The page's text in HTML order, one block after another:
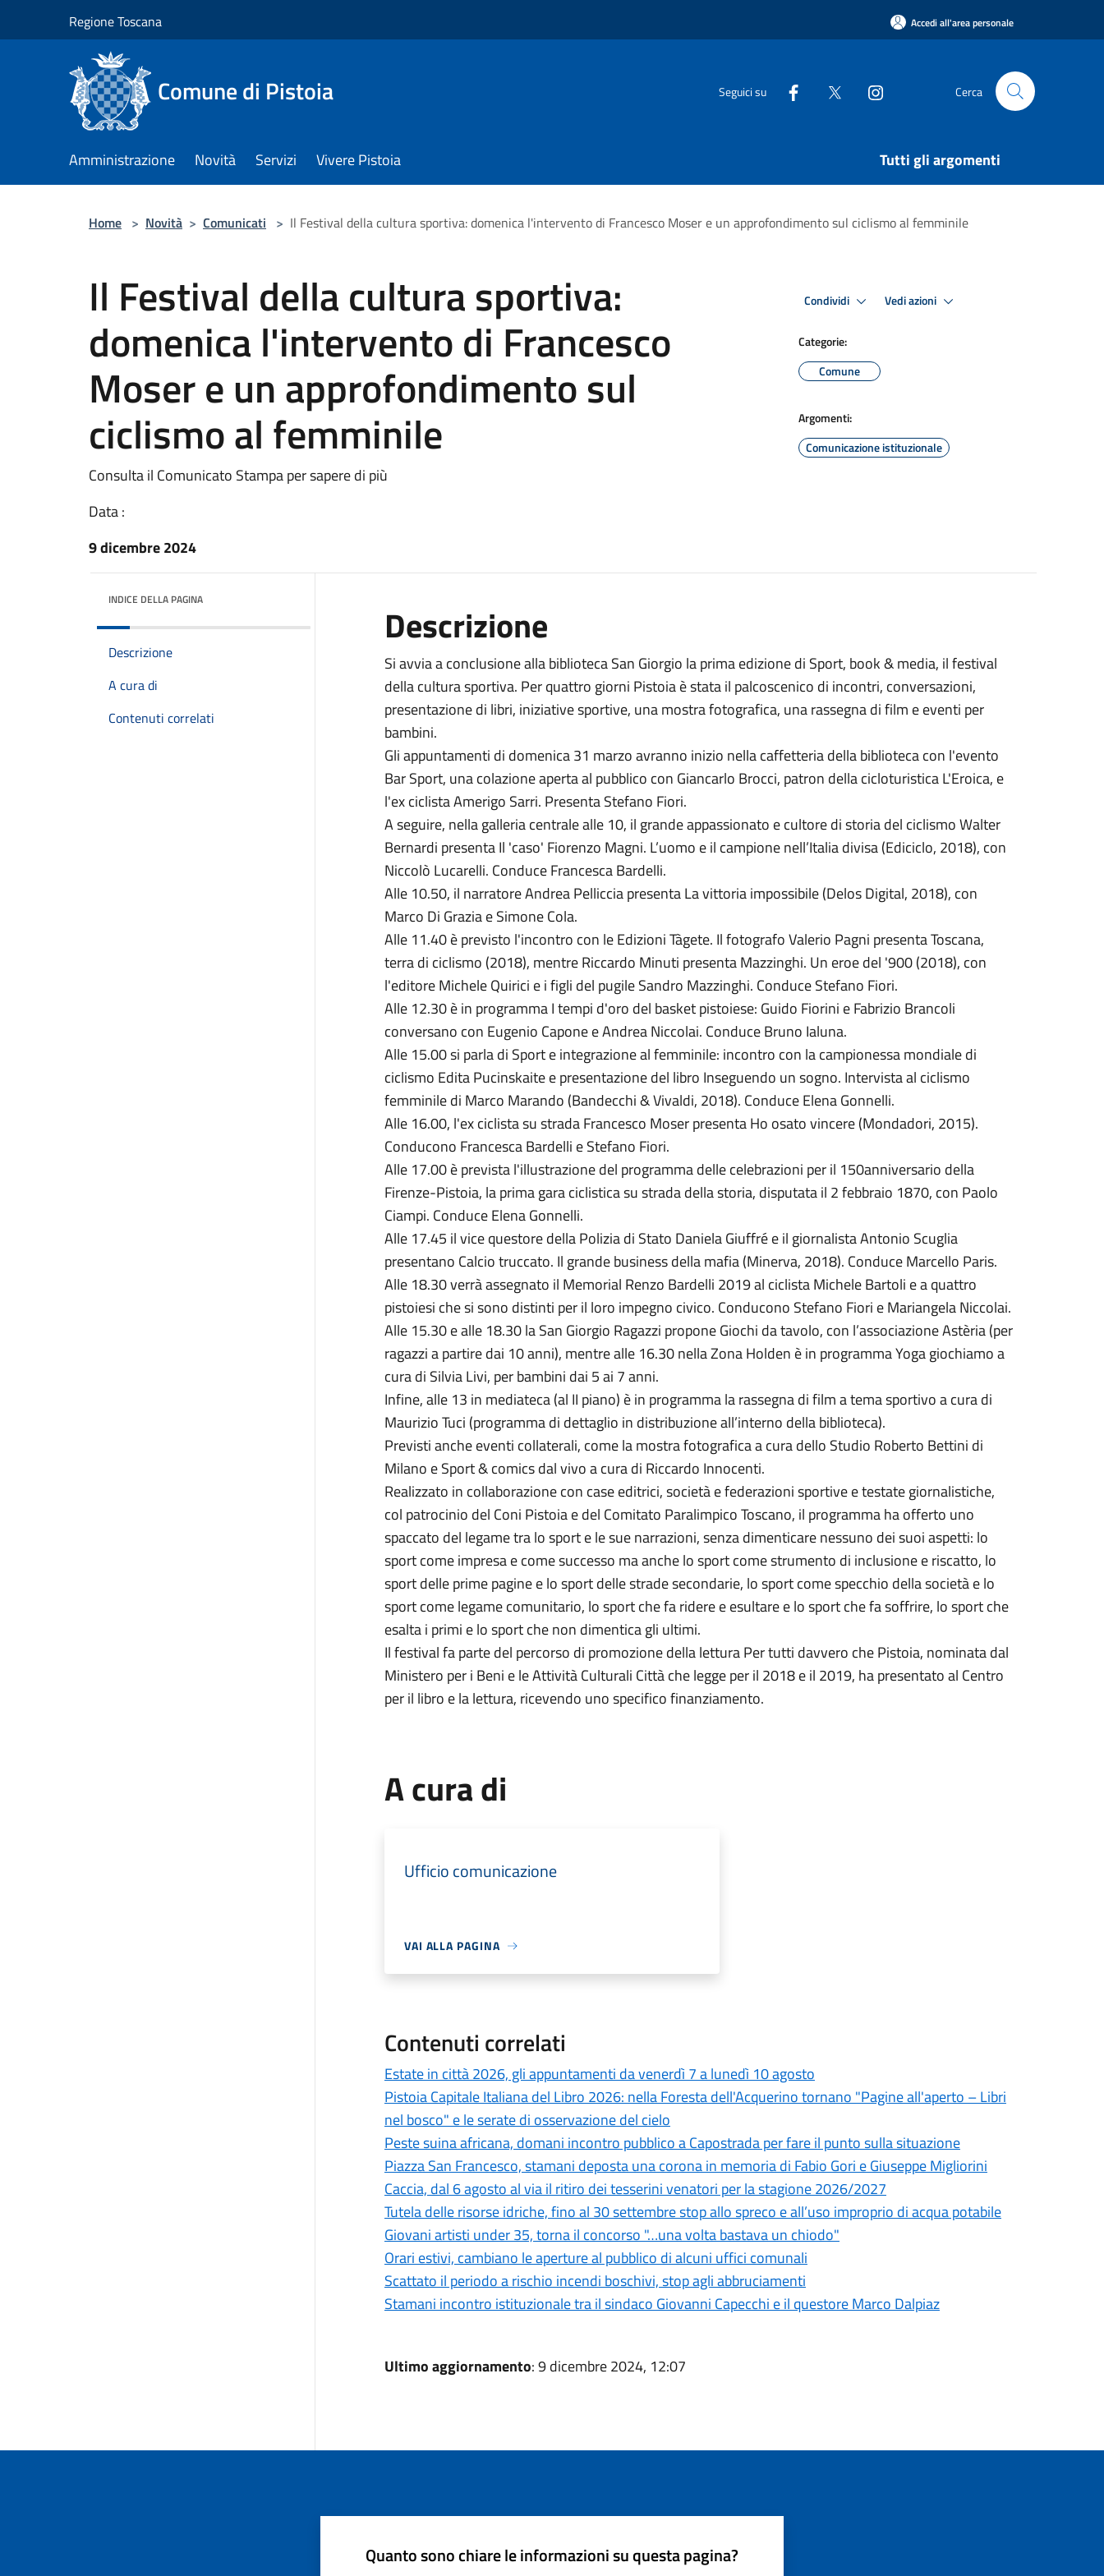
Regione Toscana Accedi all'area personale
Comune di Pistoia Seguici su Cerca
Amministrazione Novità Servizi Vivere Pistoia Tutti gli argomenti
Home > Novità > Comunicati > Il Festival della cultura sportiva: domenica l'intervento di Francesco Moser e un approfondimento sul ciclismo al femminile
Il Festival della cultura sportiva:
domenica l'intervento di Francesco
Moser e un approfondimento sul
ciclismo al femminile
Consulta il Comunicato Stampa per sapere di più
Data :
9 dicembre 2024
Condividi Vedi azioni
Categorie:
Comune
Argomenti:
Comunicazione istituzionale
INDICE DELLA PAGINA
Descrizione
A cura di
Contenuti correlati
Descrizione
Si avvia a conclusione alla biblioteca San Giorgio la prima edizione di Sport, book & media, il festival
della cultura sportiva. Per quattro giorni Pistoia è stata il palcoscenico di incontri, conversazioni,
presentazione di libri, iniziative sportive, una mostra fotografica, una rassegna di film e eventi per
bambini.
Gli appuntamenti di domenica 31 marzo avranno inizio nella caffetteria della biblioteca con l'evento
Bar Sport, una colazione aperta al pubblico con Giancarlo Brocci, patron della cicloturistica L'Eroica, e
l'ex ciclista Amerigo Sarri. Presenta Stefano Fiori.
A seguire, nella galleria centrale alle 10, il grande appassionato e cultore di storia del ciclismo Walter
Bernardi presenta Il 'caso' Fiorenzo Magni. L’uomo e il campione nell’Italia divisa (Ediciclo, 2018), con
Niccolò Lucarelli. Conduce Francesca Bardelli.
Alle 10.50, il narratore Andrea Pelliccia presenta La vittoria impossibile (Delos Digital, 2018), con
Marco Di Grazia e Simone Cola.
Alle 11.40 è previsto l'incontro con le Edizioni Tàgete. Il fotografo Valerio Pagni presenta Toscana,
terra di ciclismo (2018), mentre Riccardo Minuti presenta Mazzinghi. Un eroe del '900 (2018), con
l'editore Michele Quirici e i figli del pugile Sandro Mazzinghi. Conduce Stefano Fiori.
Alle 12.30 è in programma I tempi d'oro del basket pistoiese: Guido Fiorini e Fabrizio Brancoli
conversano con Eugenio Capone e Andrea Niccolai. Conduce Bruno Ialuna.
Alle 15.00 si parla di Sport e integrazione al femminile: incontro con la campionessa mondiale di
ciclismo Edita Pucinskaite e presentazione del libro Inseguendo un sogno. Intervista al ciclismo
femminile di Marco Marando (Bandecchi & Vivaldi, 2018). Conduce Elena Gonnelli.
Alle 16.00, l'ex ciclista su strada Francesco Moser presenta Ho osato vincere (Mondadori, 2015).
Conducono Francesca Bardelli e Stefano Fiori.
Alle 17.00 è prevista l'illustrazione del programma delle celebrazioni per il 150anniversario della
Firenze-Pistoia, la prima gara ciclistica su strada della storia, disputata il 2 febbraio 1870, con Paolo
Ciampi. Conduce Elena Gonnelli.
Alle 17.45 il vice questore della Polizia di Stato Daniela Giuffré e il giornalista Antonio Scuglia
presentano Calcio truccato. Il grande business della mafia (Minerva, 2018). Conduce Marcello Paris.
Alle 18.30 verrà assegnato il Memorial Renzo Bardelli 2019 al ciclista Michele Bartoli e a quattro
pistoiesi che si sono distinti per il loro impegno civico. Conducono Stefano Fiori e Mariangela Niccolai.
Alle 15.30 e alle 18.30 la San Giorgio Ragazzi propone Giochi da tavolo, con l’associazione Astèria (per
ragazzi a partire dai 10 anni), mentre alle 16.30 nella Zona Holden è in programma Yoga giochiamo a
cura di Silvia Livi, per bambini dai 5 ai 7 anni.
Infine, alle 13 in mediateca (al II piano) è in programma la rassegna di film a tema sportivo a cura di
Maurizio Tuci (programma di dettaglio in distribuzione all’interno della biblioteca).
Previsti anche eventi collaterali, come la mostra fotografica a cura dello Studio Roberto Bettini di
Milano e Sport & comics dal vivo a cura di Riccardo Innocenti.
Realizzato in collaborazione con case editrici, società e federazioni sportive e testate giornalistiche,
col patrocinio del Coni Pistoia e del Comitato Paralimpico Toscano, il programma ha offerto uno
spaccato del legame tra lo sport e le sue narrazioni, senza dimenticare nessuno dei suoi aspetti: lo
sport come impresa e come successo ma anche lo sport come strumento di inclusione e riscatto, lo
sport delle prime pagine e lo sport delle strade secondarie, lo sport come specchio della società e lo
sport come legame comunitario, lo sport che fa ridere e esultare e lo sport che fa soffrire, lo sport che
esalta i primi e lo sport che non dimentica gli ultimi.
Il festival fa parte del percorso di promozione della lettura Per tutti davvero che Pistoia, nominata dal
Ministero per i Beni e le Attività Culturali Città che legge per il 2018 e il 2019, ha presentato al Centro
per il libro e la lettura, ricevendo uno specifico finanziamento.
A cura di
Ufficio comunicazione
VAI ALLA PAGINA
Contenuti correlati
Estate in città 2026, gli appuntamenti da venerdì 7 a lunedì 10 agosto
Pistoia Capitale Italiana del Libro 2026: nella Foresta dell'Acquerino tornano "Pagine all'aperto – Libri
nel bosco" e le serate di osservazione del cielo
Peste suina africana, domani incontro pubblico a Capostrada per fare il punto sulla situazione
Piazza San Francesco, stamani deposta una corona in memoria di Fabio Gori e Giuseppe Migliorini
Caccia, dal 6 agosto al via il ritiro dei tesserini venatori per la stagione 2026/2027
Tutela delle risorse idriche, fino al 30 settembre stop allo spreco e all’uso improprio di acqua potabile
Giovani artisti under 35, torna il concorso "…una volta bastava un chiodo"
Orari estivi, cambiano le aperture al pubblico di alcuni uffici comunali
Scattato il periodo a rischio incendi boschivi, stop agli abbruciamenti
Stamani incontro istituzionale tra il sindaco Giovanni Capecchi e il questore Marco Dalpiaz
Ultimo aggiornamento: 9 dicembre 2024, 12:07
Quanto sono chiare le informazioni su questa pagina?